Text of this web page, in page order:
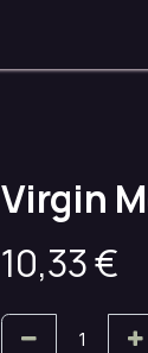
Virgin
10,33€